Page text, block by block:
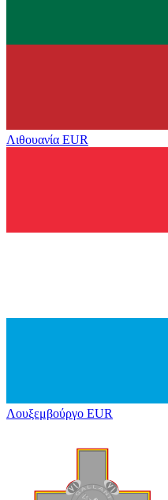
Λιθουανία EUR
Λουξεμβούργο EUR